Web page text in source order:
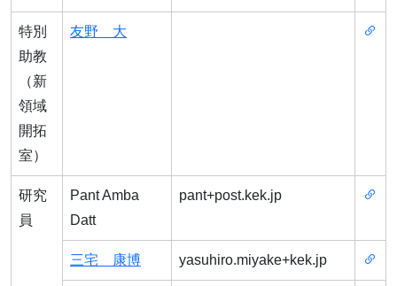
特別
助教
（新
領域
開拓
室）
友野 大
研究
員
Pant Amba
Datt
pant+post.kek.jp
三宅 康博 yasuhiro.miyake+kek.jp